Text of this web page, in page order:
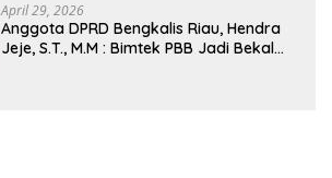
April 29, 2026
Anggota DPRD Bengkalis Riau, Hendra
Jeje, S.T., M.M : Bimtek PBB Jadi Bekal